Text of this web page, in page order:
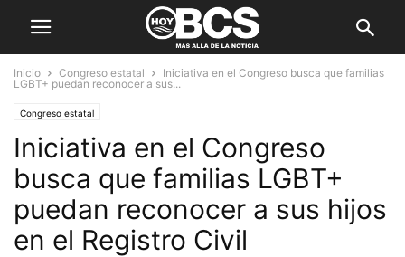
Inicio Congreso estatal
Iniciativa en el Congreso busca que familias
LGBT+ puedan reconocer a sus...
Congreso estatal
Iniciativa en el Congreso
busca que familias LGBT+
puedan reconocer a sus hijos
en el Registro Civil